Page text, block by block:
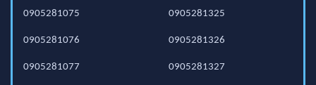
0905281075
0905281076
0905281077
0905281325
0905281326
0905281327